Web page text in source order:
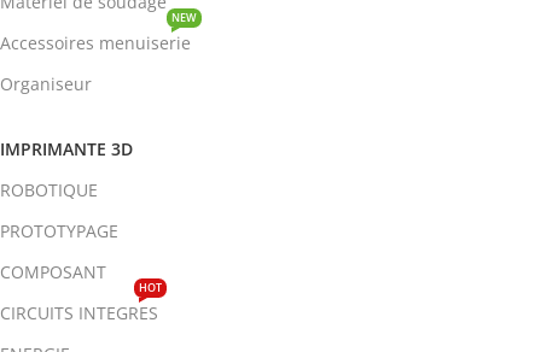
Accessoires menuiserie
NEW
Organiseur
IMPRIMANTE 3D
ROBOTIQUE
PROTOTYPAGE
COMPOSANT
CIRCUITS INTEGRES
HOT